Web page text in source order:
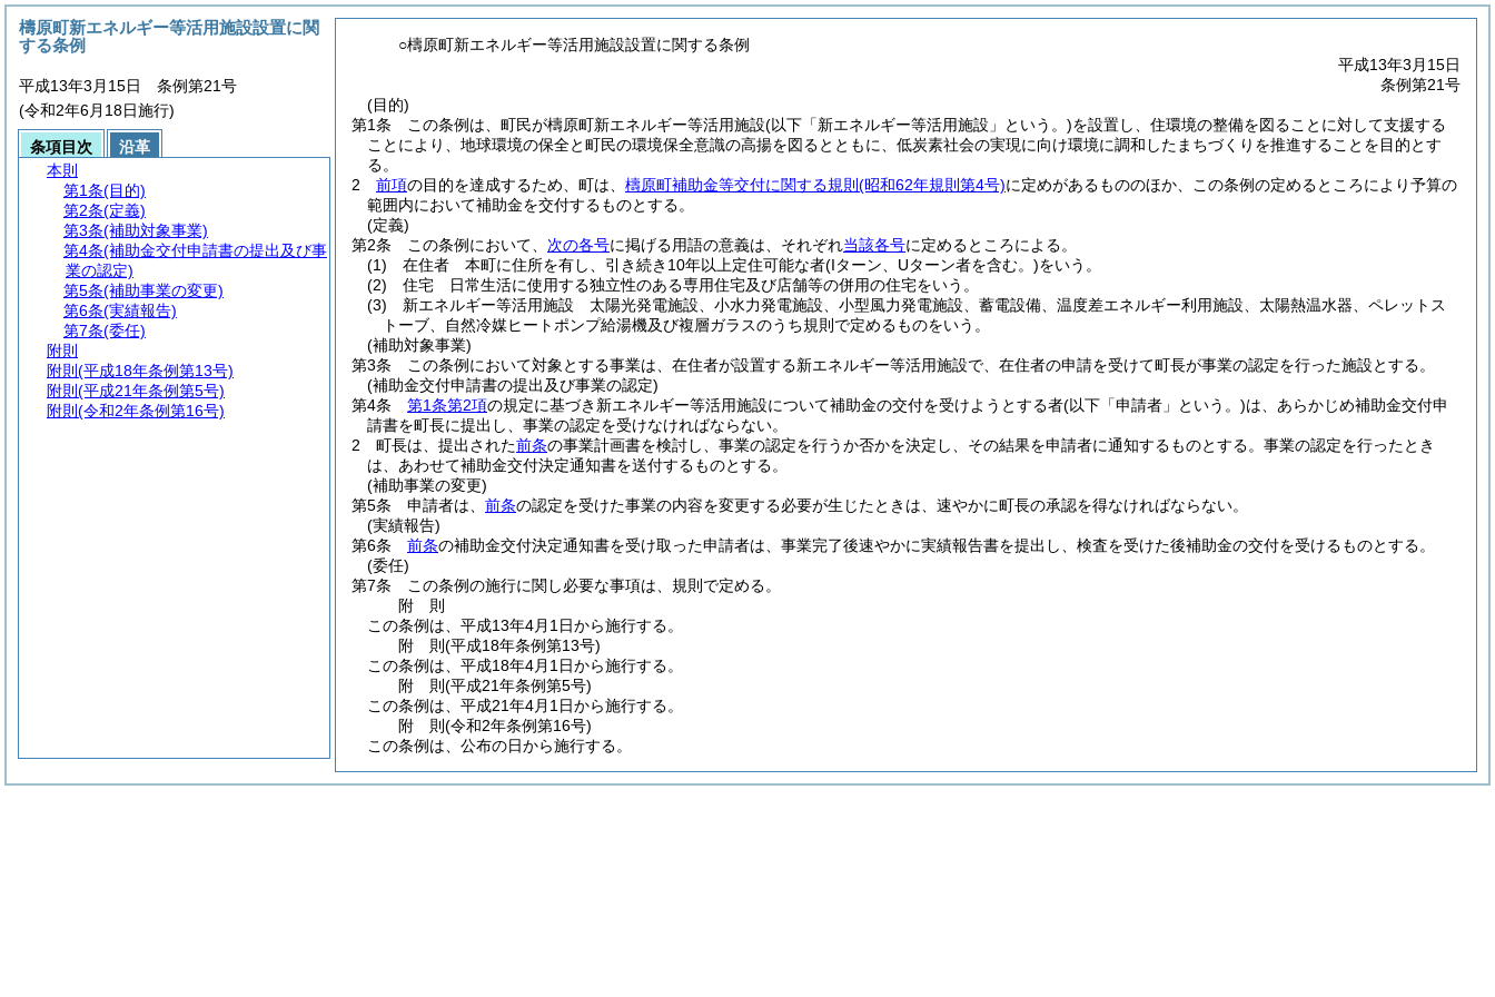
○檮原町新エネルギー等活用施設設置に関する条例
平成13年3月15日
条例第21号
(目的)
第1条
この条例は、町民が檮原町新エネルギー等活用施設(以下「新エネルギー等活用施設」という。)を設置し、住環境の整備を図ることに対して支援する
ことにより、地球環境の保全と町民の環境保全意識の高揚を図るとともに、低炭素社会の実現に向け環境に調和したまちづくりを推進することを目的とす
る。
2
前項の目的を達成するため、町は、 檮原町補助金等交付に関する規則 (昭和62年規則第4号)に定めがあるもののほか、この条例の定めるところにより予算の
範囲内において補助金を交付するものとする。
(定義)
第2条
この条例において、 次の各号に掲げる用語の意義は、それぞれ当該各号に定めるところによる。
(1)
在住者 本町に住所を有し、引き続き10年以上定住可能な者(Iターン、Uターン者を含む。)をいう。
(2)
住宅 日常生活に使用する独立性のある専用住宅及び店舗等の併用の住宅をいう。
(3)
新エネルギー等活用施設 太陽光発電施設、小水力発電施設、小型風力発電施設、蓄電設備、温度差エネルギー利用施設、太陽熱温水器、ペレットス
トーブ、自然冷媒ヒートポンプ給湯機及び複層ガラスのうち規則で定めるものをいう。
(補助対象事業)
第3条
この条例において対象とする事業は、在住者が設置する新エネルギー等活用施設で、在住者の申請を受けて町長が事業の認定を行った施設とする。
(補助金交付申請書の提出及び事業の認定)
第4条
第1条第2項の規定に基づき新エネルギー等活用施設について補助金の交付を受けようとする者(以下「申請者」という。)は、あらかじめ補助金交付申
請書を町長に提出し、事業の認定を受けなければならない。
2
町長は、提出された前条の事業計画書を検討し、事業の認定を行うか否かを決定し、その結果を申請者に通知するものとする。 事業の認定を行ったとき
は、あわせて補助金交付決定通知書を送付するものとする。
(補助事業の変更)
第5条
申請者は、 前条の認定を受けた事業の内容を変更する必要が生じたときは、速やかに町長の承認を得なければならない。
(実績報告)
第6条
前条の補助金交付決定通知書を受け取った申請者は、事業完了後速やかに実績報告書を提出し、検査を受けた後補助金の交付を受けるものとする。
(委任)
第7条
この条例の施行に関し必要な事項は、規則で定める。
附 則
この条例は、平成13年4月1日から施行する。
附 則(平成18年条例第13号)
この条例は、平成18年4月1日から施行する。
附 則(平成21年条例第5号)
この条例は、平成21年4月1日から施行する。
附 則(令和2年条例第16号)
この条例は、公布の日から施行する。
檮原町新エネルギー等活用施設設置に関
する条例
平成13年3月15日 条例第21号
(令和2年6月18日施行)
条項目次
沿革
本則
第1条(目的)
第2条(定義)
第3条(補助対象事業)
第4条(補助金交付申請書の提出及び事
業の認定)
第5条(補助事業の変更)
第6条(実績報告)
第7条(委任)
附則
附則 (平成18年条例第13号)
附則 (平成21年条例第5号)
附則 (令和2年条例第16号)